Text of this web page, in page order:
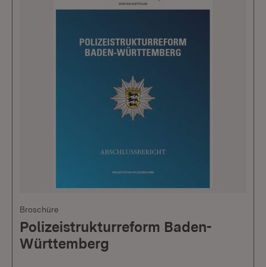
Broschüre
Polizeistrukturreform Baden-
Württemberg